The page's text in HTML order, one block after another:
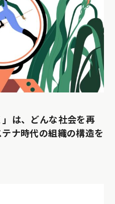
」は、どんな社会を再
ナ時代の組織の構造を